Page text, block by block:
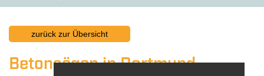
BBS HERTEN
REFERENZEN
zurück zur Übersicht
Betonsägen in Dortmund